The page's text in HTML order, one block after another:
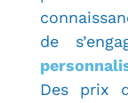
de
Des prix